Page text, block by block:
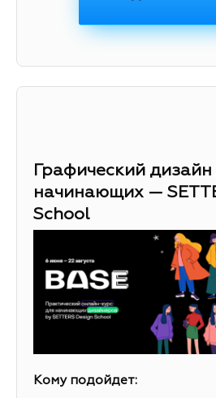
Графический дизайн
начинающих —
School
Кому подойдет: